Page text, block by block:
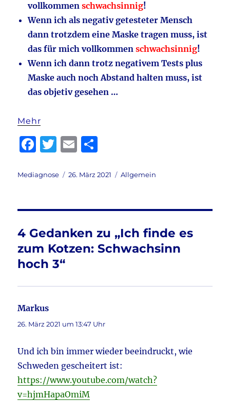
vollkommenschwachsinnig!
Wenn ich als negativ getesteter Mensch
dann trotzdem eine Maske tragen muss, ist
das für mich vollkommenschwachsinnig!
Wenn ich dann trotz negativem Tests plus
Maske auch noch Abstand halten muss, ist
das objetiv gesehen …
Mehr
F
c
b
o
o
k
T
it
r
E
ai le
Autor
Mediagnose
Veröffentlicht
26. März 2021 Kategorien
Allgemein
4 Gedanken zu „Ich finde es
zum Kotzen: Schwachsinn
hoch 3“
Markus
26. März 2021 um 13:47 Uhr
Und ich bin immer wieder beeindruckt, wie
Schweden gescheitert ist:
https://www.youtube.com/watch?
v=hjmHapaOmiM